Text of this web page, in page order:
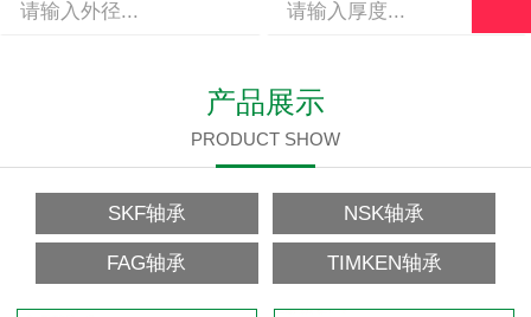
产品展示
PRODUCT SHOW
SKF轴承 NSK轴承
FAG轴承 TIMKEN轴承